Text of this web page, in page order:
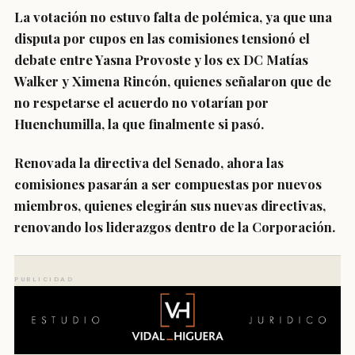
La votación no estuvo falta de polémica, ya que una
disputa por cupos en las comisiones tensionó el
debate entre Yasna Provoste y los ex DC Matías
Walker y Ximena Rincón, quienes señalaron que de
no respetarse el acuerdo no votarían por
Huenchumilla, la que finalmente si pasó.
Renovada la directiva del Senado, ahora las
comisiones pasarán a ser compuestas por nuevos
miembros, quienes elegirán sus nuevas directivas,
renovando los liderazgos dentro de la Corporación.
PUBLICIDAD